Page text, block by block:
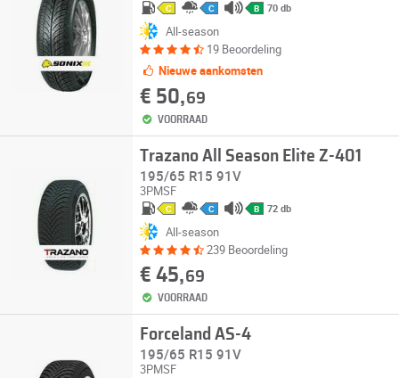
C C B 70 db
All-season
19 Beoordeling
Nieuwe aankomsten
€ 50,69
VOORRAAD
Trazano All Season Elite Z-401
195/65 R15 91V
3PMSF
C C B 72 db
All-season
239 Beoordeling
€ 45,69
VOORRAAD
Forceland AS-4
195/65 R15 91V
3PMSF